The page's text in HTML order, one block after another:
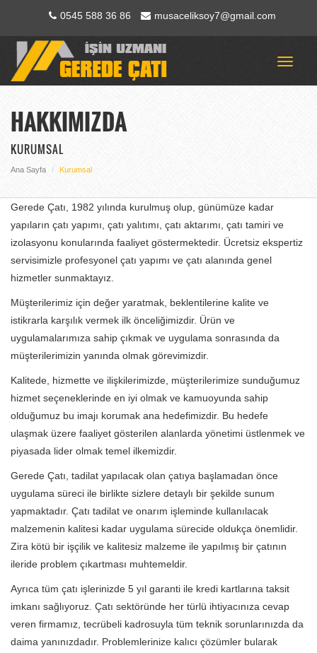
0545 588 36 86 musaceliksoy7@gmail.com
Toggle
HAKKIMIZDA
KURUMSAL
Ana Sayfa Kurumsal
Gerede Çatı, 1982 yılında kurulmuş olup, günümüze kadar
yapıların çatı yapımı, çatı yalıtımı, çatı aktarımı, çatı tamiri ve
izolasyonu konularında faaliyet göstermektedir. Ücretsiz ekspertiz
servisimizle profesyonel çatı yapımı ve çatı alanında genel
hizmetler sunmaktayız.
Müşterilerimiz için değer yaratmak, beklentilerine kalite ve
istikrarla karşılık vermek ilk önceliğimizdir. Ürün ve
uygulamalarımıza sahip çıkmak ve uygulama sonrasında da
müşterilerimizin yanında olmak görevimizdir.
Kalitede, hizmette ve ilişkilerimizde, müşterilerimize sunduğumuz
hizmet seçeneklerinde en iyi olmak ve kamuoyunda sahip
olduğumuz bu imajı korumak ana hedefimizdir. Bu hedefe
ulaşmak üzere faaliyet gösterilen alanlarda yönetimi üstlenmek ve
piyasada lider olmak temel ilkemizdir.
Gerede Çatı, tadilat yapılacak olan çatıya başlamadan önce
uygulama süreci ile birlikte sizlere detaylı bir şekilde sunum
yapmaktadır. Çatı tadilat ve onarım işleminde kullanılacak
malzemenin kalitesi kadar uygulama sürecide oldukça önemlidir.
Zira kötü bir işçilik ve kalitesiz malzeme ile yapılmış bir çatının
ileride problem çıkartması muhtemeldir.
Ayrıca tüm çatı işlerinizde 5 yıl garanti ile kredi kartlarına taksit
imkanı sağlıyoruz. Çatı sektöründe her türlü ihtiyacınıza cevap
veren firmamız, tecrübeli kadrosuyla tüm teknik sorunlarınızda da
daima yanınızdadır. Problemlerinize kalıcı çözümler bularak